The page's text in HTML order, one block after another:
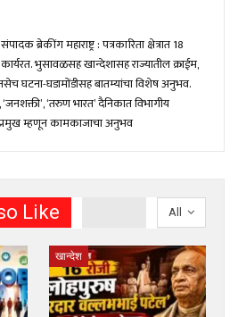
ब्रेकींग महाराष्ट्र : पत्रकारिता क्षेत्रात 18
कार्यरत. भुसावळसह खान्देशासह राज्यातील क्राईम,
घटना-घडामोंडीसह बातम्यांचा विशेष अनुभव.
‘तरुण भारत’ दैनिकात विभागीय
म्हणून कामकाजाचा अनुभव
All
Like
खान्देश